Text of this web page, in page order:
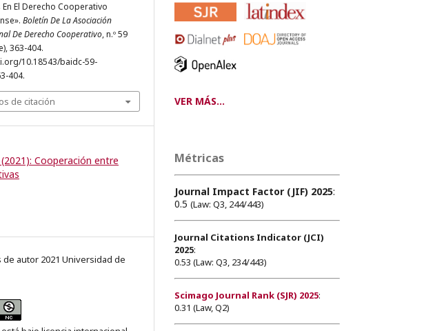
El Derecho Cooperativo
Boletín De La Asociación
De Derecho Cooperativo, n.º 59
363-404.
10.18543/baidc-59-
404.
de citación
Cooperación entre
de autor 2021 Universidad de
VER MÁS...
Métricas
Journal Impact Factor (JIF) 2025:
0.5 (Law: Q3, 244/443)
Journal Citations Indicator (JCI)
2025:
0.53 (Law: Q3, 234/443)
Scimago Journal Rank (SJR) 2025:
0.31 (Law, Q2)